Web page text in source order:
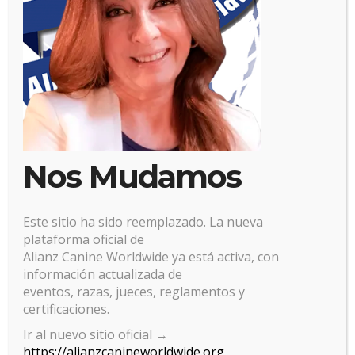
Gestionar el consentimiento
de las cookies
Nos Mudamos
Este sitio ha sido reemplazado. La nueva
plataforma oficial de
Alianz Canine Worldwide ya está activa, con
información actualizada de
eventos, razas, jueces, reglamentos y
certificaciones.
Ir al nuevo sitio oficial →